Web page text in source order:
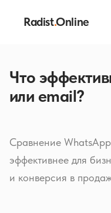
Radist.Online
Что
или email?
Сравнение
эффективнее для
и конверсия в